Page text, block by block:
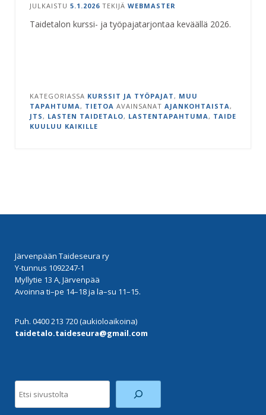
JULKAISTU 5.1.2026 TEKIJÄ WEBMASTER
Taidetalon kurssi- ja työpajatarjontaa keväällä 2026.
KATEGORIASSA KURSSIT JA TYÖPAJAT , MUU
TAPAHTUMA , TIETOA AVAINSANAT AJANKOHTAISTA ,
JTS , LASTEN TAIDETALO, LASTENTAPAHTUMA , TAIDE
KUULUU KAIKILLE
Järvenpään Taideseura ry
Y-tunnus 1092247-1
Myllytie 13 A, Järvenpää
Avoinna ti–pe 14–18 ja la–su 11–15.
Puh. 0400 213 720 (aukioloaikoina)
taidetalo.taideseura@gmail.com